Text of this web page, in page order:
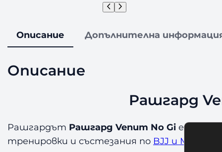
Описание Допълнителна
Описание
Рашгард
Рашгардът Рашгард Venum No Gi е
тренировки и състезания по BJJ и ММА